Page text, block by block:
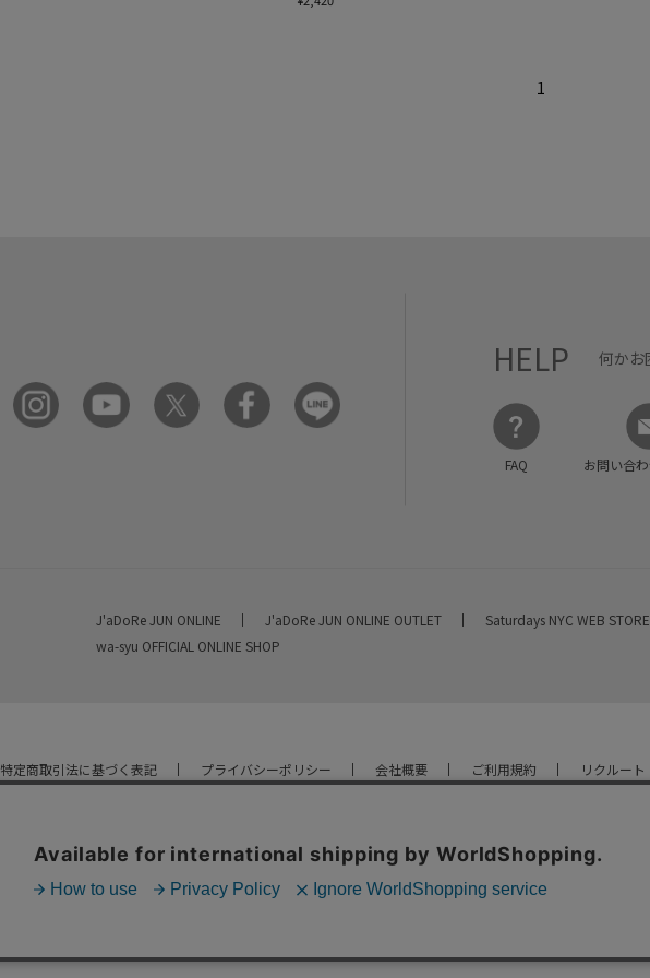
1
HELP 何かお
FAQ お問い合
J'aDoRe JUN ONLINE J'aDoRe JUN ONLINE OUTLET Saturdays NYC WEB STORE
wa-syu OFFICIAL ONLINE SHOP
特定商取引法に基づく表記 プライバシーポリシー 会社概要 ご利用規約 リクルート